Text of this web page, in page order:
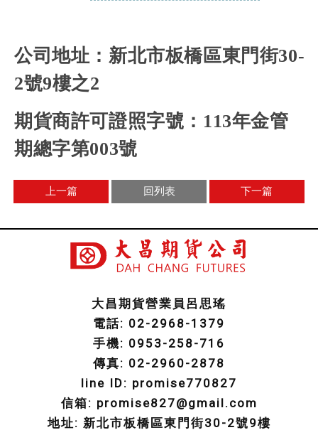
公司地址：新北市板橋區東門街30-
2號9樓之2
期貨商許可證照字號： 113年金管
期總字第003號
上一篇 回列表 下一篇
大昌期貨營業員呂思瑤
電話: 02-2968-1379
手機: 0953-258-716
傳真: 02-2960-2878
line ID: promise770827
信箱: promise827@gmail.com
地址: 新北市板橋區東門街30-2號9樓